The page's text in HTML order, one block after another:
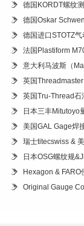
德国KORDT螺纹
德国Oskar
德国进口STOTZ气
法国Plastiform
意大利马波斯（
英国
英国Tru-Thread石
日本三丰Mitutoyo
美国GAL Gage焊
瑞士titecswiss &
日本OSG螺纹规
Hexagon & FARO
Original Gauge